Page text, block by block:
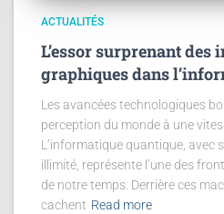
ACTUALITÉS
L’essor surprenant des
graphiques dans
Les avancées technologiques
perception du monde à une
L’informatique quantique, avec
illimité, représente l’une des
de notre temps. Derrière ces
cachent Read more